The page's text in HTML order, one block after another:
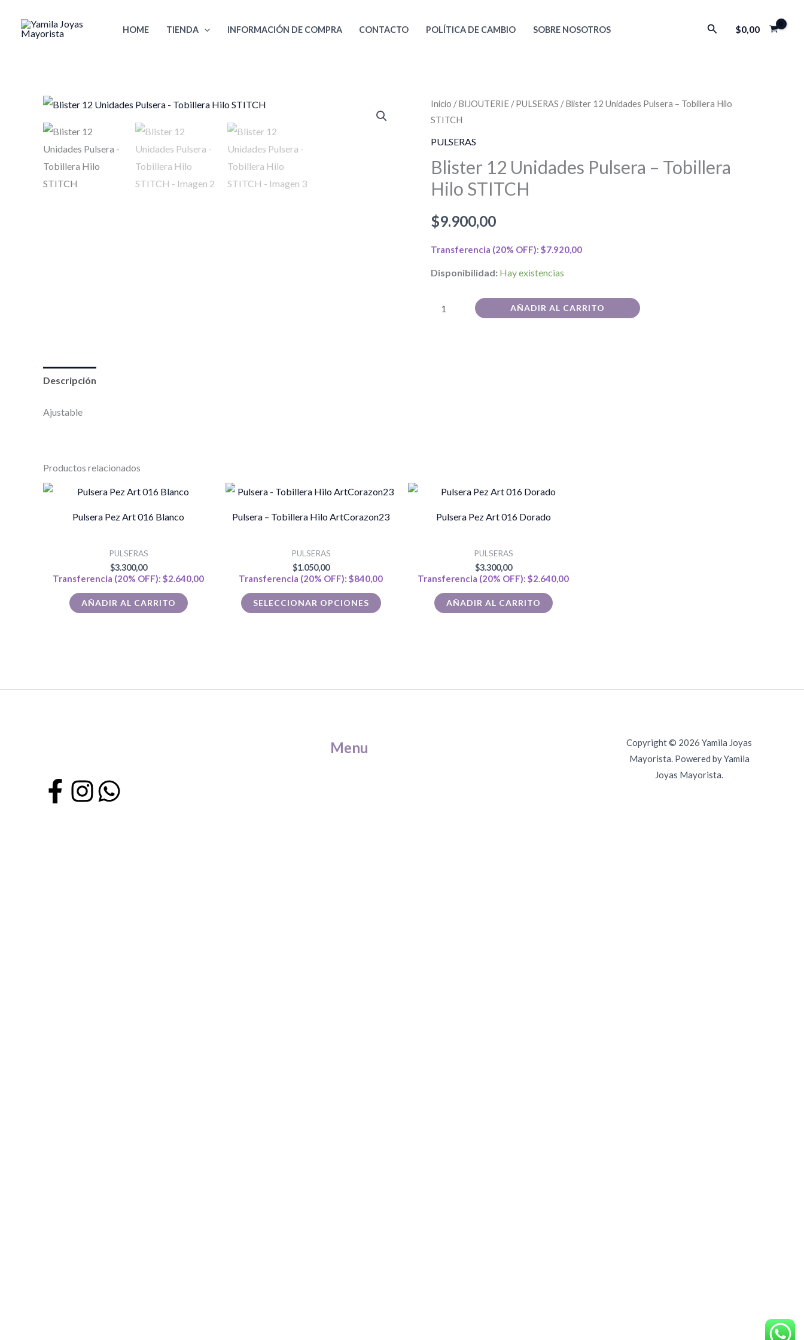
contenido
HOME TIENDA INFORMACIÓN DE COMPRA CONTACTO POLÍTICA DE CAMBIO SOBRE NOSOTROS Buscar
$0,00
Inicio /BIJOUTERIE /PULSERAS / Blister 12 Unidades Pulsera – Tobillera Hilo
STITCH
PULSERAS
Blister 12 Unidades Pulsera – Tobillera
Hilo STITCH
$9.900,00
Transferencia (20% OFF): $7.920,00
Disponibilidad: Hay existencias
Blister
12
Unidades
-
Tobillera
STITCH
AÑADIR AL CARRITO
Descripción
Ajustable
Productos relacionados
Pulsera Pez Art 016 Blanco
PULSERAS
$3.300,00
Transferencia (20% OFF): $2.640,00
AÑADIR AL CARRITO
Pulsera – Tobillera Hilo ArtCorazon23
PULSERAS
$1.050,00
Transferencia (20% OFF): $840,00
SELECCIONAR OPCIONES
Este
Las
Pulsera Pez Art 016 Dorado
PULSERAS
$3.300,00
Transferencia (20% OFF): $2.640,00
AÑADIR AL CARRITO
Menu
Copyright © 2026 Yamila Joyas
Mayorista. Powered by Yamila
Joyas Mayorista.